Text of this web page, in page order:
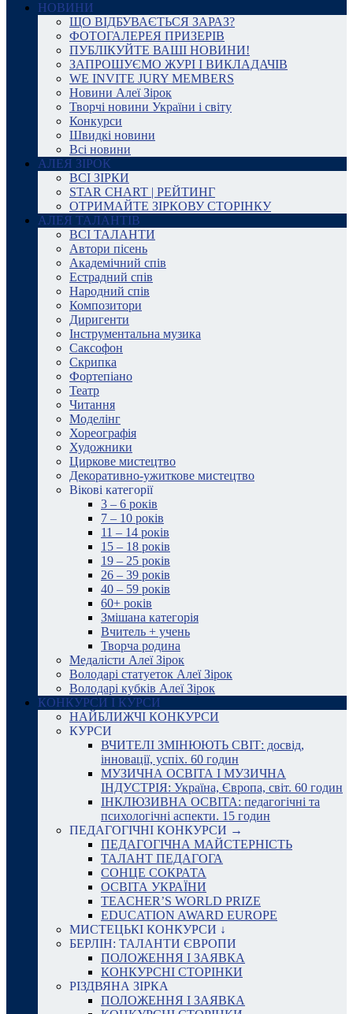
НОВИНИ
ЩО ВІДБУВАЄТЬСЯ ЗАРАЗ?
ФОТОГАЛЕРЕЯ ПРИЗЕРІВ
ПУБЛІКУЙТЕ ВАШІ НОВИНИ!
ЗАПРОШУЄМО ЖУРІ І ВИКЛАДАЧІВ
WE INVITE JURY MEMBERS
Новини Алеї Зірок
Творчі новини України і світу
Конкурси
Швидкі новини
Всі новини
АЛЕЯ ЗІРОК
ВСІ ЗІРКИ
STAR CHART | РЕЙТИНГ
ОТРИМАЙТЕ ЗІРКОВУ СТОРІНКУ
АЛЕЯ ТАЛАНТІВ
ВСІ ТАЛАНТИ
Автори пісень
Академічний спів
Естрадний спів
Народний спів
Композитори
Диригенти
Інструментальна музика
Саксофон
Скрипка
Фортепіано
Театр
Читання
Моделінг
Хореографія
Художники
Циркове мистецтво
Декоративно-ужиткове мистецтво
Вікові категорії
3 – 6 років
7 – 10 років
11 – 14 років
15 – 18 років
19 – 25 років
26 – 39 років
40 – 59 років
60+ років
Змішана категорія
Вчитель + учень
Творча родина
Медалісти Алеї Зірок
Володарі статуеток Алеї Зірок
Володарі кубків Алеї Зірок
КОНКУРСИ І КУРСИ
НАЙБЛИЖЧІ КОНКУРСИ
КУРСИ
ВЧИТЕЛІ ЗМІНЮЮТЬ СВІТ: досвід,
інновації, успіх. 60 годин
МУЗИЧНА ОСВІТА І МУЗИЧНА
ІНДУСТРІЯ: Україна, Європа, світ. 60 годин
ІНКЛЮЗИВНА ОСВІТА: педагогічні та
психологічні аспекти. 15 годин
ПЕДАГОГІЧНІ КОНКУРСИ →
ПЕДАГОГІЧНА МАЙСТЕРНІСТЬ
ТАЛАНТ ПЕДАГОГА
СОНЦЕ СОКРАТА
ОСВІТА УКРАЇНИ
TEACHER’S WORLD PRIZE
EDUCATION AWARD EUROPE
МИСТЕЦЬКІ КОНКУРСИ ↓
БЕРЛІН: ТАЛАНТИ ЄВРОПИ
ПОЛОЖЕННЯ І ЗАЯВКА
КОНКУРСНІ СТОРІНКИ
РІЗДВЯНА ЗІРКА
ПОЛОЖЕННЯ І ЗАЯВКА